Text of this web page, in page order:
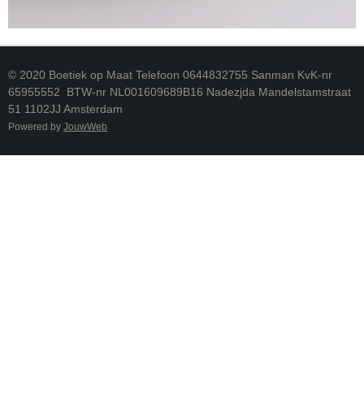
© 2020 Boetiek op Maat Telefoon 0644832755 Sanman KvK-nr
65955552 BTW-nr NL001609689B16 Nadezjda Mandelstamstraat
51 1102JJ Amsterdam
Powered by JouwWeb